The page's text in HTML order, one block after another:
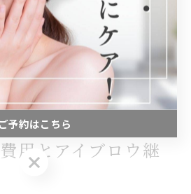
品を使った保湿や紫外線対策も欠か
や揖斐郡池田町のサロンでは、
せたアドバイスやアフターケアを丁
ての方や敏感肌の方は、事前に相談
を受けられるでしょう。
用とアイブロウ継
ご予約はこちら
ご予約はこちら